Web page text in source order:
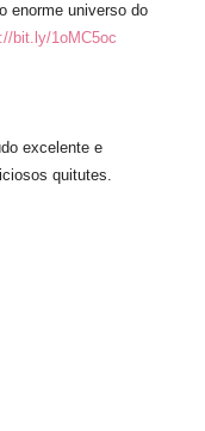
enorme universo do
bit.ly/1oMC5oc
excelente e
quitutes.